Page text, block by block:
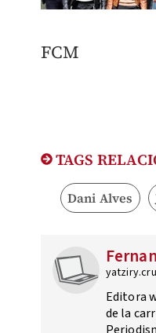
FCM
TAGS
Dani Alves
Editora
de la